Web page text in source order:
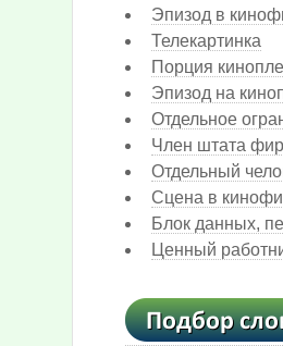
Эпизод в
Телекартинка
Порция
Эпизод на
Отдельное
Член штата
Отдельный
Сцена в
Блок данных,
Ценный